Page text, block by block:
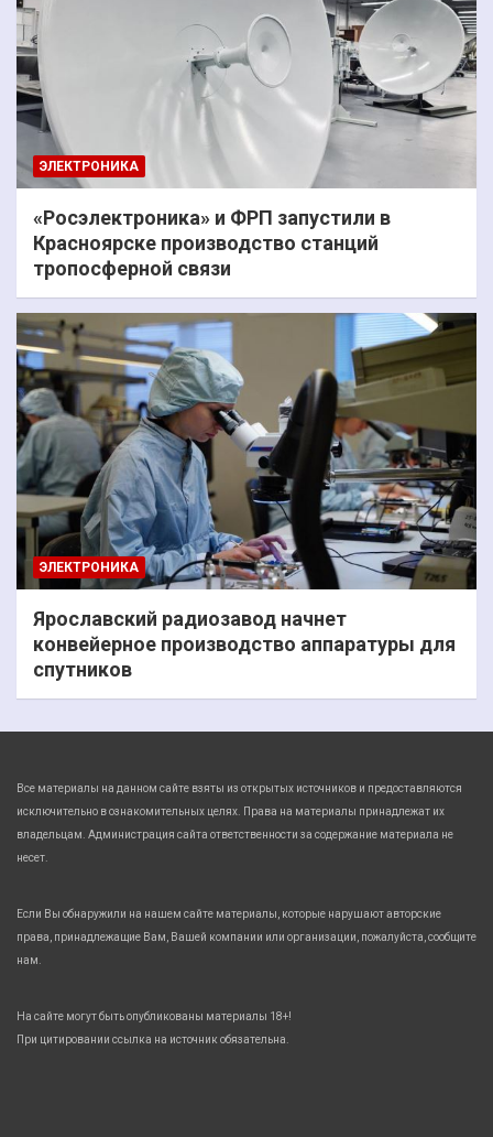
ЭЛЕКТРОНИКА
«Росэлектроника» и ФРП запустили в
Красноярске производство станций
тропосферной связи
ЭЛЕКТРОНИКА
Ярославский радиозавод начнет
конвейерное производство аппаратуры для
спутников
Все материалы на данном сайте взяты из открытых источников и предоставляются
исключительно в ознакомительных целях. Права на материалы принадлежат их
владельцам. Администрация сайта ответственности за содержание материала не
несет.
Если Вы обнаружили на нашем сайте материалы, которые нарушают авторские
права, принадлежащие Вам, Вашей компании или организации, пожалуйста, сообщите
нам.
На сайте могут быть опубликованы материалы 18+!
При цитировании ссылка на источник обязательна.